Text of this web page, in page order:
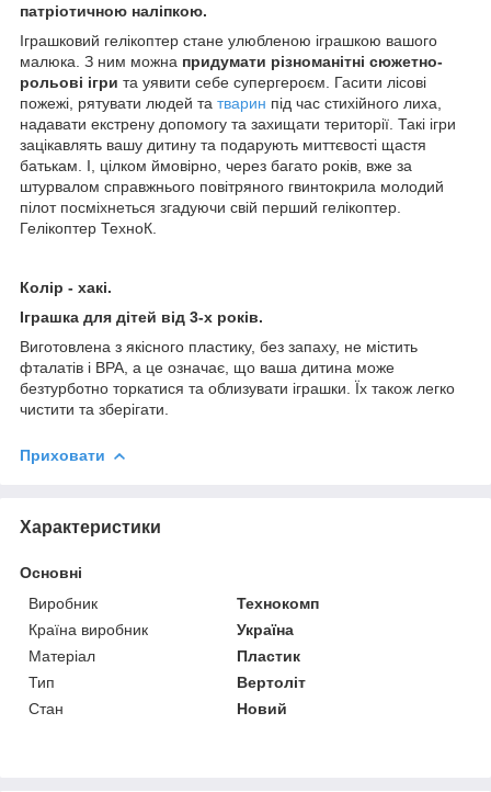
патріотичною наліпкою.
Іграшковий гелікоптер стане улюбленою іграшкою вашого
малюка. З ним можна придумати різноманітні сюжетно-
рольові ігри та уявити себе супергероєм. Гасити лісові
пожежі, рятувати людей та тварин під час стихійного лиха,
надавати екстрену допомогу та захищати території. Такі ігри
зацікавлять вашу дитину та подарують миттєвості щастя
батькам. І, цілком ймовірно, через багато років, вже за
штурвалом справжнього повітряного гвинтокрила молодий
пілот посміхнеться згадуючи свій перший гелікоптер.
Гелікоптер ТехноК.
Колір - хакі.
Іграшка для дітей від 3-х років.
Виготовлена з якісного пластику, без запаху, не містить
фталатів і BPA, а це означає, що ваша дитина може
безтурботно торкатися та облизувати іграшки. Їх також легко
чистити та зберігати.
Приховати
Характеристики
Основні
Виробник
Технокомп
Країна виробник
Україна
Матеріал
Пластик
Тип
Вертоліт
Стан
Новий